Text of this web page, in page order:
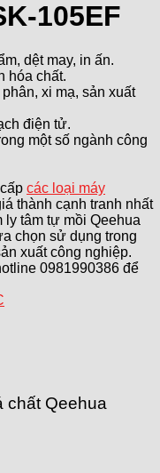
105EF
dệt may, in ấn.
hóa chất.
xi mạ, sản xuất
điện tử.
một số ngành công
các loại máy
thành cạnh tranh nhất
tâm tự mồi Qeehua
chọn sử dụng trong
xuất công nghiệp.
0981990386 để
chất Qeehua